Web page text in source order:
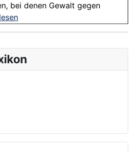
bei denen Gewalt gegen